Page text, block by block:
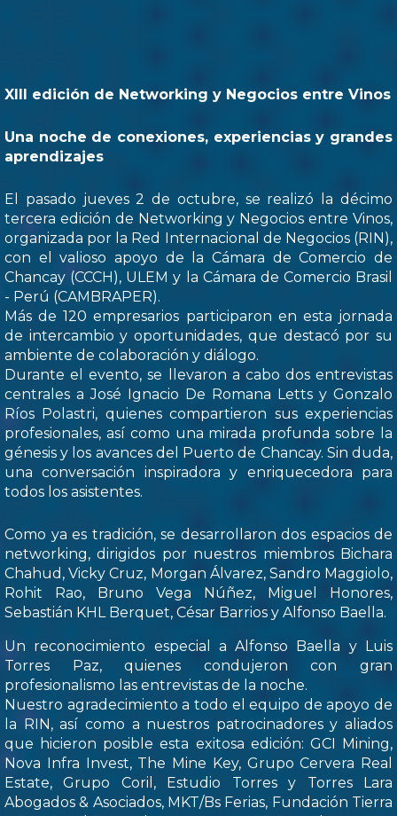
XIII edición de Networking y Negocios entre Vinos
Una noche de conexiones, experiencias y grandes
aprendizajes
El pasado jueves 2 de octubre, se realizó la décimo
tercera edición de Networking y Negocios entre Vinos,
organizada por la Red Internacional de Negocios (RIN),
con el valioso apoyo de la Cámara de Comercio de
Chancay (CCCH), ULEM y la Cámara de Comercio Brasil
- Perú (CAMBRAPER).
Más de 120 empresarios participaron en esta jornada
de intercambio y oportunidades, que destacó por su
ambiente de colaboración y diálogo.
Durante el evento, se llevaron a cabo dos entrevistas
centrales a José Ignacio De Romana Letts y Gonzalo
Ríos Polastri, quienes compartieron sus experiencias
profesionales, así como una mirada profunda sobre la
génesis y los avances del Puerto de Chancay. Sin duda,
una conversación inspiradora y enriquecedora para
todos los asistentes.
Como ya es tradición, se desarrollaron dos espacios de
networking, dirigidos por nuestros miembros Bichara
Chahud, Vicky Cruz, Morgan Álvarez, Sandro Maggiolo,
Rohit Rao, Bruno Vega Núñez, Miguel Honores,
Sebastián KHL Berquet, César Barrios y Alfonso Baella.
Un reconocimiento especial a Alfonso Baella y Luis
Torres Paz, quienes condujeron con gran
profesionalismo las entrevistas de la noche.
Nuestro agradecimiento a todo el equipo de apoyo de
la RIN, así como a nuestros patrocinadores y aliados
que hicieron posible esta exitosa edición: GCI Mining,
Nova Infra Invest, The Mine Key, Grupo Cervera Real
Estate, Grupo Coril, Estudio Torres y Torres Lara
Abogados & Asociados, MKT/Bs Ferias, Fundación Tierra